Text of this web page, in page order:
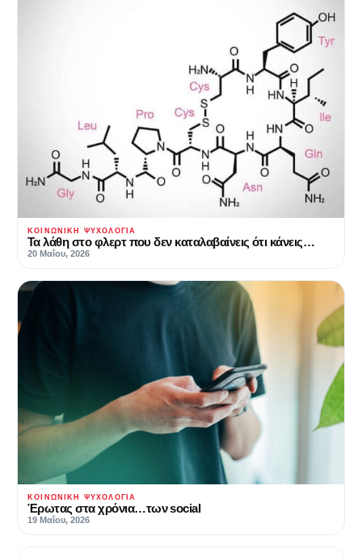
ΚΟΙΝΩΝΙΚΉ ΨΥΧΟΛΟΓΊΑ
Τα λάθη στο φλερτ που δεν καταλαβαίνεις ότι κάνεις…
20 Μαΐου, 2026
ΚΟΙΝΩΝΙΚΉ ΨΥΧΟΛΟΓΊΑ
Έρωτας στα χρόνια…των social
19 Μαΐου, 2026